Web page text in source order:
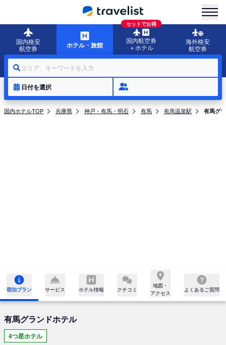
国内格安
航空券
ホテル・旅館
セットでお得
国内航空券
＋ホテル
海外格安
航空券
エリア、キーワードを入力
日付を選択
国内ホテルTOP 兵庫県 神戸・有馬・明石 有馬 有馬温泉駅 有馬グ
宿泊プラン サービス ホテル情報 クチコミ
地図・
アクセス
よくあるご質問
有馬グランドホテル
4つ星ホテル